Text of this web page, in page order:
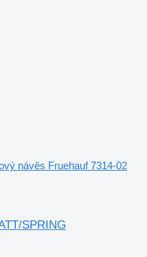
návěs Fruehauf 7314-02
SPRING